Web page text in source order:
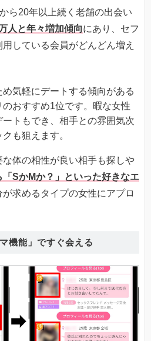
ら20年以上続く老舗の出会い
人と年々増加傾向にあり、セフ
している会員がどんどん増え
気軽にデートする傾向がある
おすすめ1位です。暇な女性
トもでき、相手との雰囲気次
も狙えます。
体の相性が良い相手も探しや
「SかMか？」といった好きなエ
求めるタイプの女性にアプロ
機能」ですぐ会える